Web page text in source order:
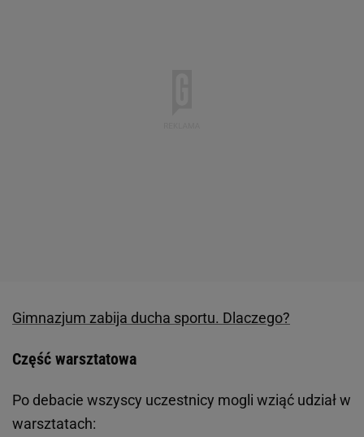
Gimnazjum zabija ducha sportu. Dlaczego?
Część warsztatowa
Po debacie wszyscy uczestnicy mogli wziąć udział w
warsztatach: